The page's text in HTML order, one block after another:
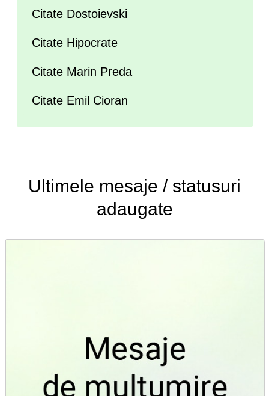
Citate Dostoievski
Citate Hipocrate
Citate Marin Preda
Citate Emil Cioran
Ultimele mesaje / statusuri
adaugate